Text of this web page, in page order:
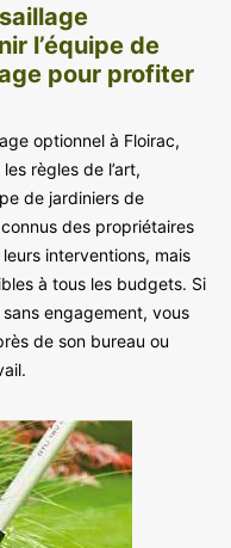
l’équipe de
pour profiter
optionnel à Floirac,
règles de l’art,
de jardiniers de
des propriétaires
interventions, mais
à tous les budgets. Si
engagement, vous
de son bureau ou